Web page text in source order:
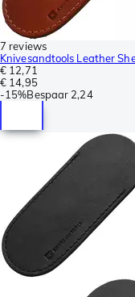
7 reviews
Knivesandtools Leather
€ 12,71
€ 14,95
-15%Bespaar 2,24